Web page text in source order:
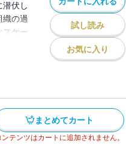
伏し
織の過
スケー
試し読み
お気に入り
まとめてカート
テンツはカートに追加されません。